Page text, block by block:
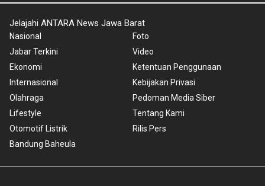
Jelajahi ANTARA News Jawa Barat
Nasional
Jabar Terkini
Ekonomi
Internasional
Olahraga
Lifestyle
Otomotif Listrik
Bandung Baheula
Foto
Video
Ketentuan Penggunaan
Kebijakan Privasi
Pedoman Media Siber
Tentang Kami
Rilis Pers